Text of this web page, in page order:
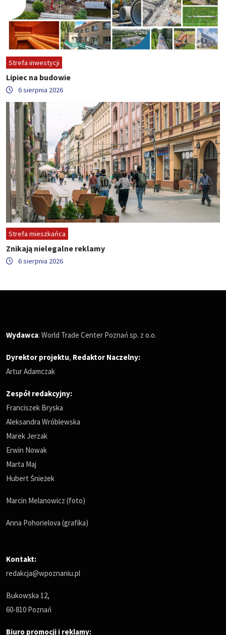
Strefa inwestycji
Lipiec na budowie
6 sierpnia 2026
Strefa mieszkańca
Znikają nielegalne reklamy
6 sierpnia 2026
Wydawca: World Trade Center Poznań sp. z o.o.
Dyrektor projektu, Redaktor Naczelny:
Artur Adamczak
Zespół redakcyjny:
Franciszek Bryska
Aleksandra Wróblewska
Marek Jerzak
Erwin Nowak
Marta Maj
Hubert Śnieżek
Marcin Melanowicz (foto)
Anna Pohorielova (grafika)
Kontakt:
redakcja@wpoznaniu.pl
Bukowska 12,
60-810 Poznań
Biuro promocji i reklamy: